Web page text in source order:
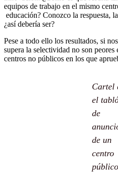
equipos de trabajo en el mismo
educación? Conozco la respuesta,
¿así debería ser?
Pese a todo ello los resultados, si
supera la selectividad no son
centros no públicos en los que
Cartel
el
de
de un
centro